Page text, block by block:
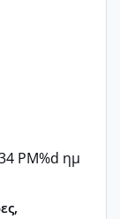
PM%d ημ